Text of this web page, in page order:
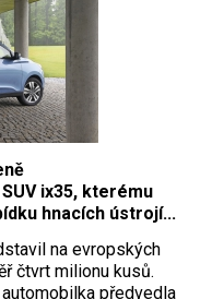
ix35, kterému
hnacích ústrojí...
na evropských
čtvrt milionu kusů.
předvedla